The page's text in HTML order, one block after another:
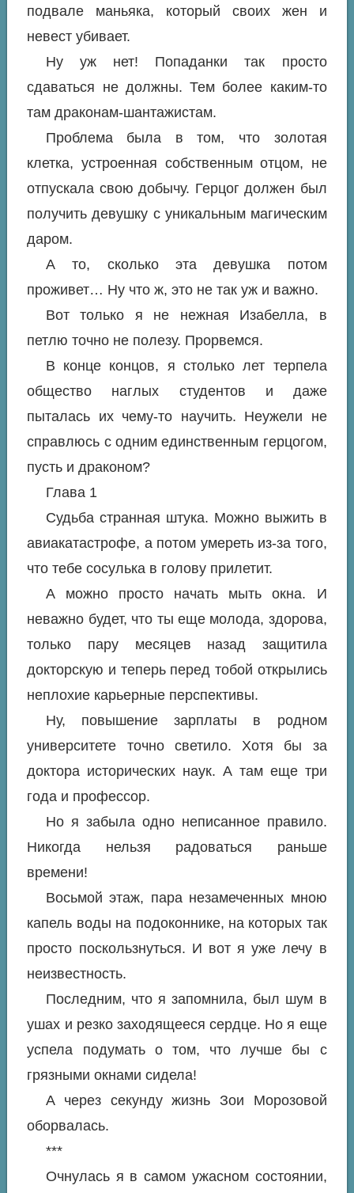
подвале маньяка, который своих жен и
невест убивает.
Ну уж нет! Попаданки так просто
сдаваться не должны. Тем более каким-то
там драконам-шантажистам.
Проблема была в том, что золотая
клетка, устроенная собственным отцом, не
отпускала свою добычу. Герцог должен был
получить девушку с уникальным магическим
даром.
А то, сколько эта девушка потом
проживет… Ну что ж, это не так уж и важно.
Вот только я не нежная Изабелла, в
петлю точно не полезу. Прорвемся.
В конце концов, я столько лет терпела
общество наглых студентов и даже
пыталась их чему-то научить. Неужели не
справлюсь с одним единственным герцогом,
пусть и драконом?
Глава 1
Судьба странная штука. Можно выжить в
авиакатастрофе, а потом умереть из-за того,
что тебе сосулька в голову прилетит.
А можно просто начать мыть окна. И
неважно будет, что ты еще молода, здорова,
только пару месяцев назад защитила
докторскую и теперь перед тобой открылись
неплохие карьерные перспективы.
Ну, повышение зарплаты в родном
университете точно светило. Хотя бы за
доктора исторических наук. А там еще три
года и профессор.
Но я забыла одно неписанное правило.
Никогда нельзя радоваться раньше
времени!
Восьмой этаж, пара незамеченных мною
капель воды на подоконнике, на которых так
просто поскользнуться. И вот я уже лечу в
неизвестность.
Последним, что я запомнила, был шум в
ушах и резко заходящееся сердце. Но я еще
успела подумать о том, что лучше бы с
грязными окнами сидела!
А через секунду жизнь Зои Морозовой
оборвалась.
***
Очнулась я в самом ужасном состоянии,